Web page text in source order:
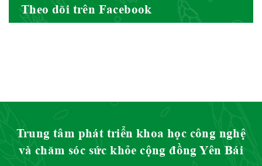
Theo dõi trên Facebook
Trung tâm phát triển khoa học công nghệ
và chăm sóc sức khỏe cộng đồng Yên Bái